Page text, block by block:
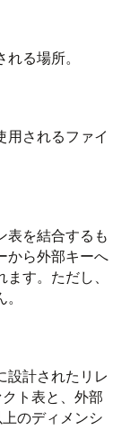
る場所。
用されるファイ
表を結合するも
から外部キーへ
す。ただし、
設計されたリレ
ト表と、外部
のディメンシ